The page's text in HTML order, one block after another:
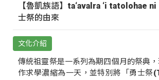
【魯凱族語】ta‘avalra ‘i tatolohae
士祭的由來
文化介紹
傳統祖靈祭是一系列為期四個月的祭典
作求學濃縮為一天，並特別將「勇士祭